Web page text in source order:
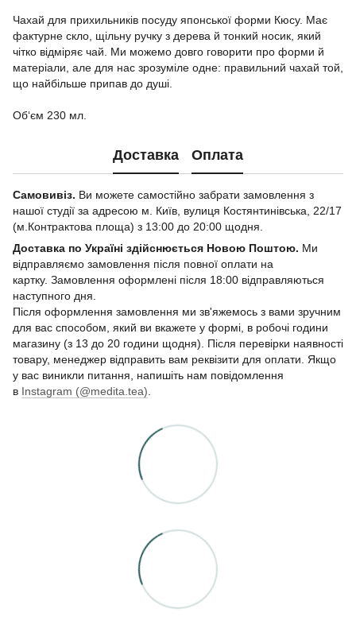
Чахай для прихильників посуду японської форми Кюсу. Має
фактурне скло, щільну ручку з дерева й тонкий носик, який
чітко відміряє чай. Ми можемо довго говорити про форми й
матеріали, але для нас зрозуміле одне: правильний чахай той,
що найбільше припав до душі.
Об‘єм 230 мл.
Доставка Оплата
Самовивіз. Ви можете самостійно забрати замовлення з
нашої студії за адресою м. Київ, вулиця Костянтинівська, 22/17
(м.Контрактова площа) з 13:00 до 20:00 щодня.
Доставка по Україні здійснюється Новою Поштою. Ми
відправляємо замовлення після повної оплати на
картку. Замовлення оформлені після 18:00 відправляються
наступного дня.
Після оформлення замовлення ми зв'яжемось з вами зручним
для вас способом, який ви вкажете у формі, в робочі години
магазину (з 13 до 20 години щодня). Після перевірки наявності
товару, менеджер відправить вам реквізити для оплати. Якщо
у вас виникли питання, напишіть нам повідомлення
в Instagram (@medita.tea)